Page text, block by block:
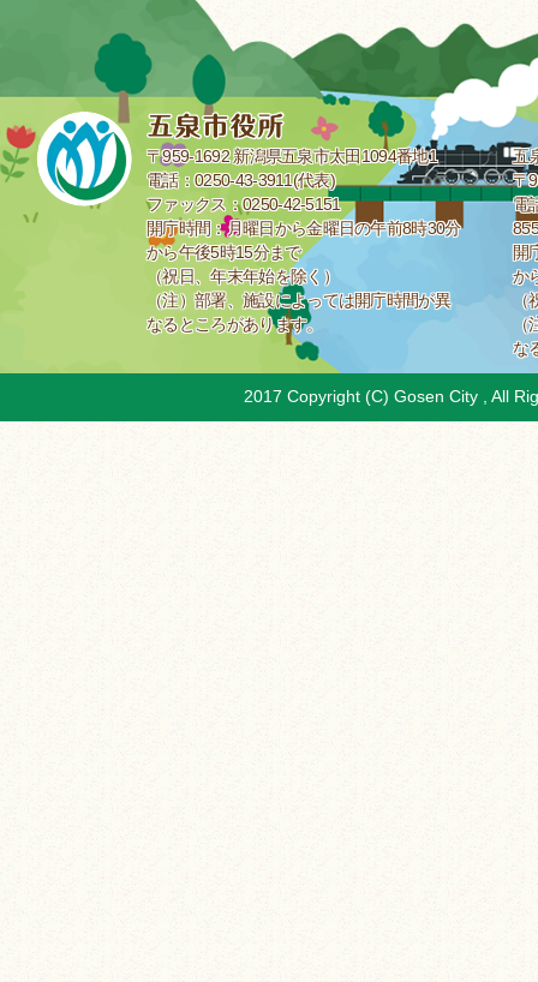
〒959-1692 新潟県五泉市太田1094番地1
電話：0250-43-3911(代表)
ファックス：0250-42-5151
開庁時間：月曜日から金曜日の午前8時30分
から午後5時15分まで
（祝日、年末年始を除く）
（注）部署、施設によっては開庁時間が異
なるところがあります。
五
〒
電
開
か
な
2017 Copyright (C) Gosen City , All